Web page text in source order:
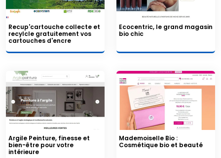
Recup'cartouche collecte et
recylcle gratuitement vos
cartouches d'encre
Ecocentric, le grand magasin
bio chic
Argile Peinture, finesse et
bien-être pour votre
intérieure
Mademoiselle Bio :
Cosmétique bio et beauté